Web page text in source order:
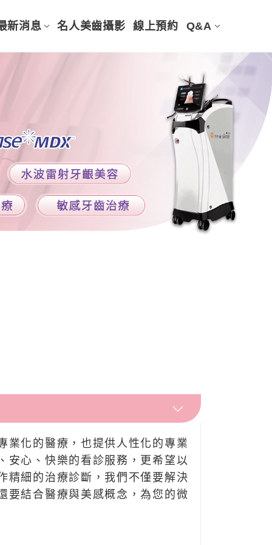
新消息 名人美齒攝影 線上預約 Q&A
業化的醫療，也提供人性化的專業
安心、快樂的看診服務，更希望以
精細的治療診斷，我們不僅要解決
要結合醫療與美感概念，為您的微